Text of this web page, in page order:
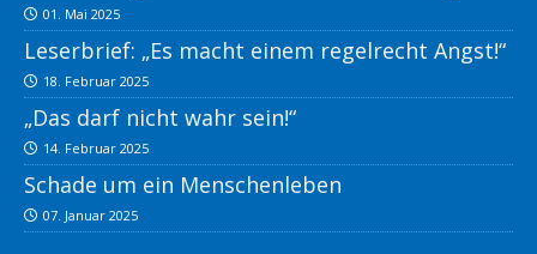
01. Mai 2025
Leserbrief: „Es macht einem regelrecht Angst!“
18. Februar 2025
„Das darf nicht wahr sein!“
14. Februar 2025
Schade um ein Menschenleben
07. Januar 2025